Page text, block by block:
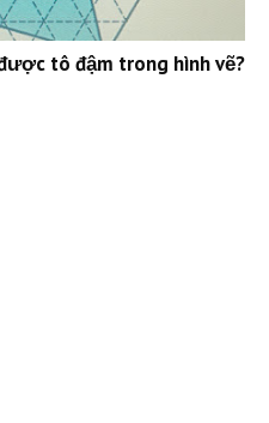
tô đậm trong hình vẽ?